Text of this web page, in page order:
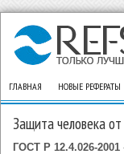
ГЛАВНАЯ НОВЫЕ РЕФЕРАТЫ
Защита человека
ГОСТ Р 12.4.026-